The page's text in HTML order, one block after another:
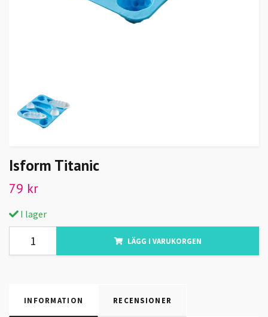
Isform Titanic
79 kr
I lager
LÄGG I VARUKORGEN
INFORMATION RECENSIONER